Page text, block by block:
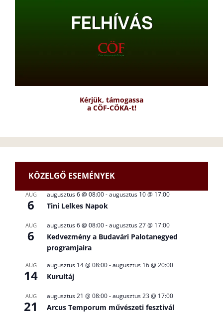
Kérjük, támogassa
a CÖF-CÖKA-t!
KÖZELGŐ ESEMÉNYEK
AUG
6
augusztus 6 @ 08:00-augusztus 10 @ 17:00
Tini Lelkes Napok
AUG
6
augusztus 6 @ 08:00-augusztus 27 @ 17:00
Kedvezmény a Budavári Palotanegyed
programjaira
AUG
14
augusztus 14 @ 08:00-augusztus 16 @ 20:00
Kurultáj
AUG
21
augusztus 21 @ 08:00-augusztus 23 @ 17:00
Arcus Temporum művészeti fesztivál